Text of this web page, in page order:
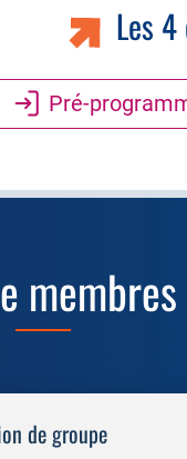
Les
Pré-
membres
de groupe